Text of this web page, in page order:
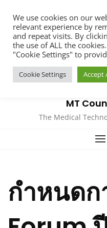
content
MT
The Medical
กำหนดก
We use cookies on our
relevant experience by
and repeat visits. By
the use of ALL the
"Cookie Settings" to
Cookie Settings Accept